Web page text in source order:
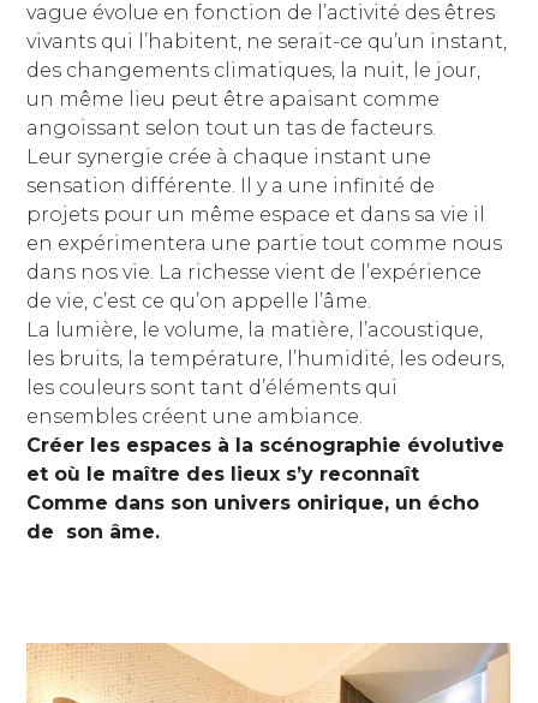
vague évolue en fonction de l’activité des êtres
vivants qui l’habitent, ne serait-ce qu’un instant,
des changements climatiques, la nuit, le jour,
un même lieu peut être apaisant comme
angoissant selon tout un tas de facteurs.
Leur synergie crée à chaque instant une
sensation différente. Il y a une infinité de
projets pour un même espace et dans sa vie il
en expérimentera une partie tout comme nous
dans nos vie. La richesse vient de l’expérience
de vie, c’est ce qu’on appelle l’âme.
La lumière, le volume, la matière, l’acoustique,
les bruits, la température, l’humidité, les odeurs,
les couleurs sont tant d’éléments qui
ensembles créent une ambiance.
Créer les espaces à la scénographie évolutive
et où le maître des lieux s’y reconnaît
Comme dans son univers onirique, un écho
de son âme.